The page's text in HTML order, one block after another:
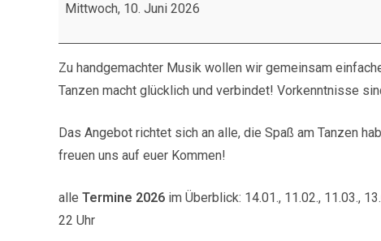
und
zu
Livemusik!
Mittwoch, 10. Juni 2026
Zu handgemachter Musik wollen wir gemeinsam
Tanzen macht glücklich und verbindet! Vorkenntnisse
Das Angebot richtet sich an alle, die Spaß am Tanzen
freuen uns auf euer Kommen!
alle Termine 2026 im Überblick: 14.01., 11.02., 11.03.,
22 Uhr